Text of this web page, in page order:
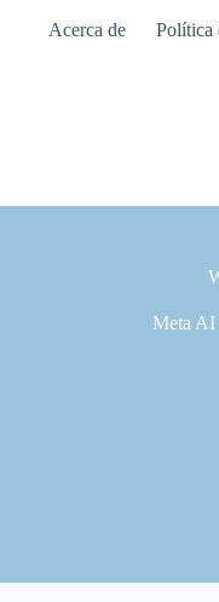
Acerca de Política
Meta AI